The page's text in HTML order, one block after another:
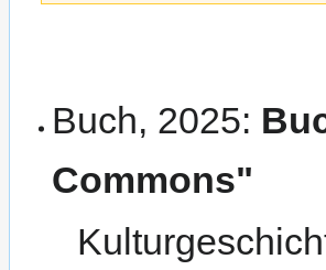
Buch, 2025:
Commons"